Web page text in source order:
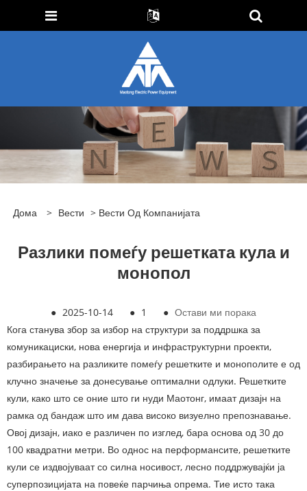
Дома > Вести > Вести Од Компанијата
Разлики помеѓу решетката кула и
монопол
● 2025-10-14 ● 1 ● Остави ми порака
Кога станува збор за избор на структури за поддршка за
комуникациски, нова енергија и инфраструктурни проекти,
разбирањето на разликите помеѓу решетките и монополите е од
клучно значење за донесување оптимални одлуки. Решетките
кули, како што се оние што ги нуди Маотонг, имаат дизајн на
рамка од бандаж што им дава високо визуелно препознавање.
Овој дизајн, иако е различен по изглед, бара основа од 30 до
100 квадратни метри. Во однос на перформансите, решетките
кули се издвојуваат со силна носивост, лесно поддржувајќи ја
суперпозицијата на повеќе парчиња опрема. Тие исто така